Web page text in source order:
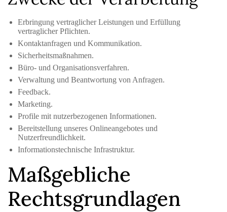
Erbringung vertraglicher Leistungen und Erfüllung
vertraglicher Pflichten.
Kontaktanfragen und Kommunikation.
Sicherheitsmaßnahmen.
Büro- und Organisationsverfahren.
Verwaltung und Beantwortung von Anfragen.
Feedback.
Marketing.
Profile mit nutzerbezogenen Informationen.
Bereitstellung unseres Onlineangebotes und
Nutzerfreundlichkeit.
Informationstechnische Infrastruktur.
Maßgebliche
Rechtsgrundlagen